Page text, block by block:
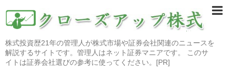
株式投資歴21年の管理人が株式市場や証券会社関連のニュースを
解説するサイトです。管理人はネット証券マニアです。 このサ
イトは証券会社選びの参考に使ってください。[PR]